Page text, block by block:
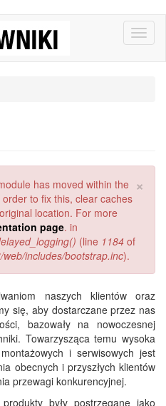
×
has moved within the
order to fix this, clear caches
location. For more
page. in
(line 1184 of
includes/bootstrap.inc).
naszych klientów oraz
się, aby dostarczane przez nas
bazowały na nowoczesnej
Towarzysząca temu wysoka
i serwisowych jest
obecnych i przyszłych klientów
przewagi konkurencyjnej.
były postrzegane jako